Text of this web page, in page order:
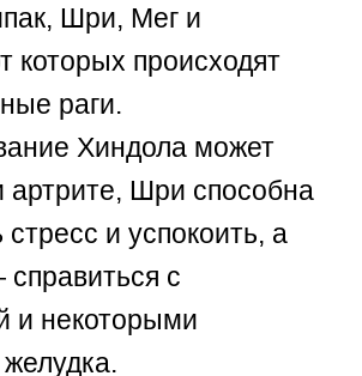
Шри, Мег и
которых происходят
раги.
Хиндола может
артрите, Шри способна
и успокоить, а
с
и некоторыми